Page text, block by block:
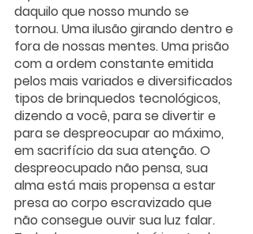
daquilo que nosso mundo se
tornou. Uma ilusão girando dentro e
fora de nossas mentes. Uma prisão
com a ordem constante emitida
pelos mais variados e diversificados
tipos de brinquedos tecnológicos,
dizendo a você, para se divertir e
para se despreocupar ao máximo,
em sacrifício da sua atenção. O
despreocupado não pensa, sua
alma está mais propensa a estar
presa ao corpo escravizado que
não consegue ouvir sua luz falar.